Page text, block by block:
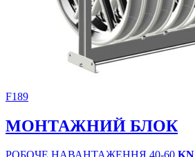
F189
МОНТАЖНИЙ БЛОК